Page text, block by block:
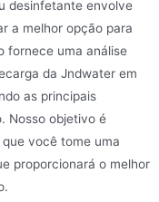
desinfetante envolve
a melhor opção para
fornece uma análise
da Jndwater em
as principais
Nosso objetivo é
você tome uma
proporcionará o melhor